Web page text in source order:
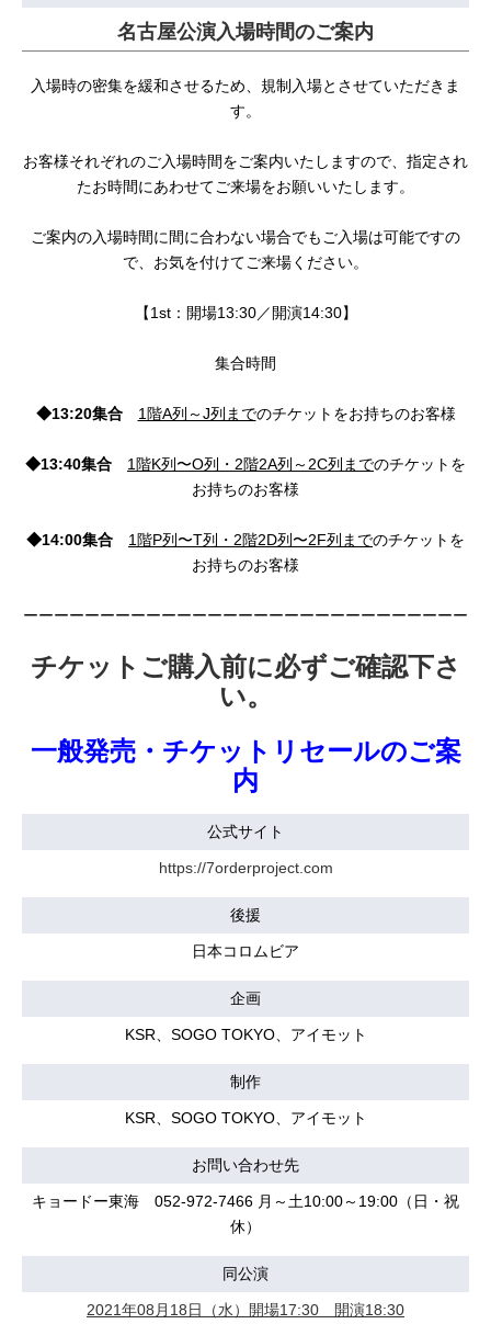
名古屋公演入場時間のご案内
入場時の密集を緩和させるため、規制入場とさせていただきま
す。
お客様それぞれのご入場時間をご案内いたしますので、指定され
たお時間にあわせてご来場をお願いいたします。
ご案内の入場時間に間に合わない場合でもご入場は可能ですの
で、お気を付けてご来場ください。
【1st：開場13:30／開演14:30】
集合時間
◆13:20集合 1階A列～J列までのチケットをお持ちのお客様
◆13:40集合 1階K列〜O列・2階2A列～2C列までのチケットを
お持ちのお客様
◆14:00集合 1階P列〜T列・2階2D列〜2F列までのチケットを
お持ちのお客様
ーーーーーーーーーーーーーーーーーーーーーーーーーーーーー
チケットご購入前に必ずご確認下さ
い。
一般発売・チケットリセールのご案
内
公式サイト
https://7orderproject.com
後援
日本コロムビア
企画
KSR、SOGO TOKYO、アイモット
制作
KSR、SOGO TOKYO、アイモット
お問い合わせ先
キョードー東海 052-972-7466 月～土10:00～19:00（日・祝
休）
同公演
2021年08月18日（水）開場17:30 開演18:30